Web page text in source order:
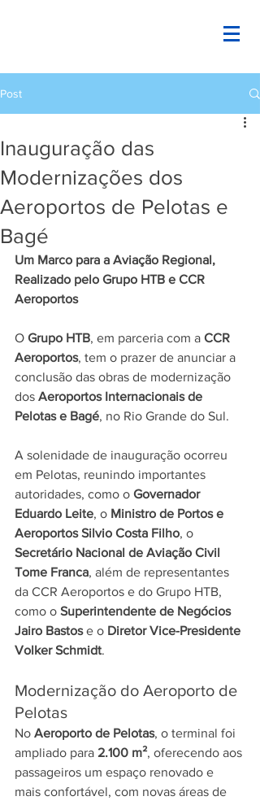
Post
Inauguração das
Modernizações dos
Aeroportos de Pelotas e
Bagé
Um Marco para a Aviação Regional,
Realizado pelo Grupo HTB e CCR
Aeroportos
O Grupo HTB, em parceria com a CCR
Aeroportos, tem o prazer de anunciar a
conclusão das obras de modernização
dos Aeroportos Internacionais de
Pelotas e Bagé, no Rio Grande do Sul.
A solenidade de inauguração ocorreu
em Pelotas, reunindo importantes
autoridades, como o Governador
Eduardo Leite, o Ministro de Portos e
Aeroportos Silvio Costa Filho, o
Secretário Nacional de Aviação Civil
Tome Franca, além de representantes
da CCR Aeroportos e do Grupo HTB,
como o Superintendente de Negócios
Jairo Bastos e o Diretor Vice-Presidente
Volker Schmidt.
Modernização do Aeroporto de
Pelotas
No Aeroporto de Pelotas, o terminal foi
ampliado para 2.100 m², oferecendo aos
passageiros um espaço renovado e
mais confortável, com novas áreas de